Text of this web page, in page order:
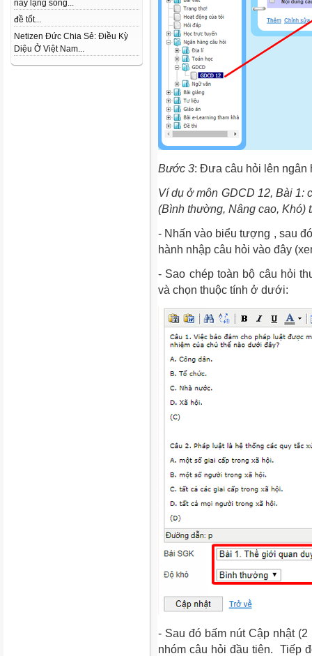
nay lặng sóng...
đề tốt...
Netizen Đức Chia Sẻ: Điều Kỳ
Diệu Ở Việt Nam...
Bước 3: Đưa câu hỏi lên ngân
Ví dụ ở môn GDCD 12, Bài 1:
(Bình thường, Nâng cao, Khó)
- Nhấn vào biểu tượng , sau
hành nhập câu hỏi vào đây
- Sao chép toàn bộ câu hỏi
và chọn thuộc tính ở dưới:
- Sau đó bấm nút Cập nhật
nhóm câu hỏi đầu tiên. Tiếp